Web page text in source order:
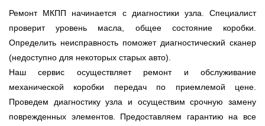
Ремонт МКПП начинается с диагностики узла. Специалист
проверит уровень масла, общее состояние коробки.
Определить неисправность поможет диагностический сканер
(недоступно для некоторых старых авто).
Наш сервис осуществляет ремонт и обслуживание
механической коробки передач по приемлемой цене.
Проведем диагностику узла и осуществим срочную замену
поврежденных элементов. Предоставляем гарантию на все